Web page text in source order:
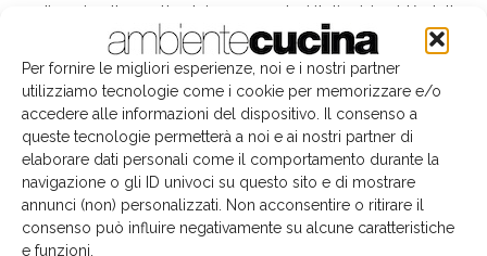
Per fornire le migliori esperienze, noi e i nostri partner
utilizziamo tecnologie come i cookie per memorizzare e/o
accedere alle informazioni del dispositivo. Il consenso a
queste tecnologie permetterà a noi e ai nostri partner di
elaborare dati personali come il comportamento durante la
navigazione o gli ID univoci su questo sito e di mostrare
annunci (non) personalizzati. Non acconsentire o ritirare il
consenso può influire negativamente su alcune caratteristiche
e funzioni.
radicarsi nelle scelte dei consumatori italiani, in virtù della
qualità e dell'innovazione funzionale del suo portfolio
merceologico e di una filosofia aziendale che ripone i
suoi valori nella concretezza e nella sostenibilità.
Midea, global e local
Da più di 50 anni, Midea prosegue nel proprio cammino
di crescita su scala internazionale eoggi l'export vale il